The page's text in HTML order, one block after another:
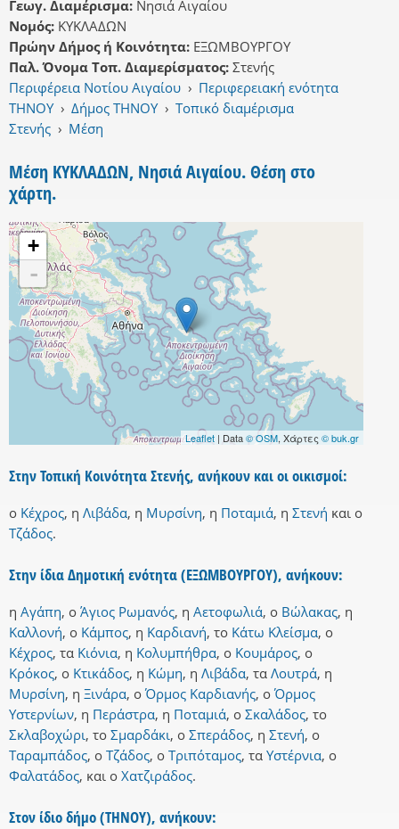
Γεωγ. Διαμέρισμα: Νησιά Αιγαίου
Νομός: ΚΥΚΛΑΔΩΝ
Πρώην Δήμος ή Κοινότητα: ΕΞΩΜΒΟΥΡΓΟΥ
Παλ. Όνομα Τοπ. Διαμερίσματος: Στενής
Περιφέρεια Νοτίου Αιγαίου › Περιφερειακή ενότητα
ΤΗΝΟΥ › Δήμος ΤΗΝΟΥ › Τοπικό διαμέρισμα
Στενής › Μέση
Μέση ΚΥΚΛΑΔΩΝ, Νησιά Αιγαίου. Θέση στο
χάρτη.
+
-
Leaflet | Data© OSM, Χάρτες © buk.gr
Στην Τοπική Κοινότητα Στενής, ανήκουν και οι οικισμοί:
ο Κέχρος, η Λιβάδα, η Μυρσίνη, η Ποταμιά, η Στενή και ο
Τζάδος.
Στην ίδια Δημοτική ενότητα (ΕΞΩΜΒΟΥΡΓΟΥ), ανήκουν:
η Αγάπη, ο Άγιος Ρωμανός, η Αετοφωλιά, ο Βώλακας, η
Καλλονή, ο Κάμπος, η Καρδιανή, το Κάτω Κλείσμα, ο
Κέχρος, τα Κιόνια, η Κολυμπήθρα, ο Κουμάρος, ο
Κρόκος, ο Κτικάδος, η Κώμη, η Λιβάδα, τα Λουτρά, η
Μυρσίνη, η Ξινάρα, ο Όρμος Καρδιανής, ο Όρμος
Υστερνίων, η Περάστρα, η Ποταμιά, ο Σκαλάδος, το
Σκλαβοχώρι, το Σμαρδάκι, ο Σπεράδος, η Στενή, ο
Ταραμπάδος, ο Τζάδος, ο Τριπόταμος, τα Υστέρνια, ο
Φαλατάδος, και ο Χατζιράδος.
Στον ίδιο δήμο (ΤΗΝΟΥ), ανήκουν: